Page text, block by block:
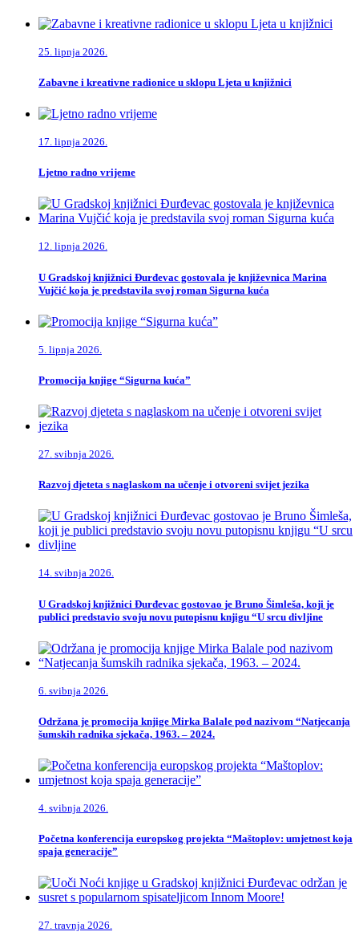
25. lipnja 2026.
Zabavne i kreativne radionice u sklopu Ljeta u knjižnici
17. lipnja 2026.
Ljetno radno vrijeme
12. lipnja 2026.
U Gradskoj knjižnici Đurđevac gostovala je književnica Marina
Vujčić koja je predstavila svoj roman Sigurna kuća
5. lipnja 2026.
Promocija knjige “Sigurna kuća”
27. svibnja 2026.
Razvoj djeteta s naglaskom na učenje i otvoreni svijet jezika
14. svibnja 2026.
U Gradskoj knjižnici Đurđevac gostovao je Bruno Šimleša, koji je
publici predstavio svoju novu putopisnu knjigu “U srcu divljine
6. svibnja 2026.
Održana je promocija knjige Mirka Balale pod nazivom “Natjecanja
šumskih radnika sjekača, 1963. – 2024.
4. svibnja 2026.
Početna konferencija europskog projekta “Maštoplov: umjetnost koja
spaja generacije”
27. travnja 2026.